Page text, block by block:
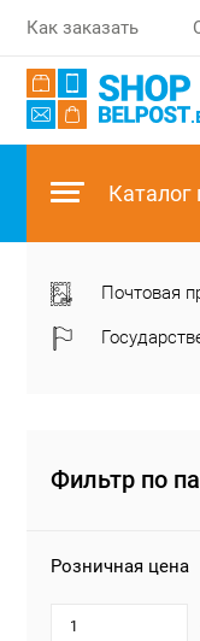
Как заказать
Каталог
Почтовая
Фильтр по
Розничная цена